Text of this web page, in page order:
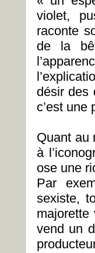
violet,
raconte
de la
désir des
c’est une
Quant au
à
ose une
Par
sexiste,
majorette
vend un